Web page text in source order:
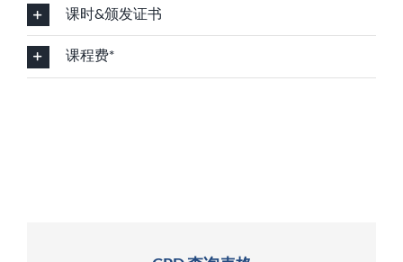
课时&颁发证书
课程费*